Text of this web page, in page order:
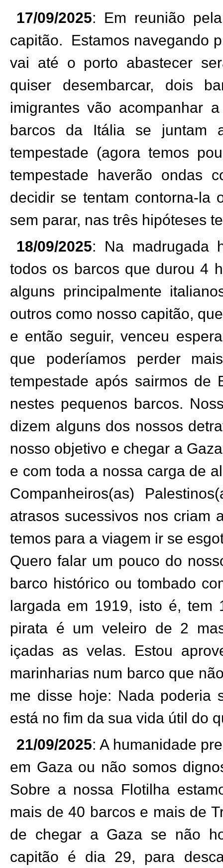
17/09/2025: Em reunião
capitão.
Estamos navegando
vai até o porto abastecer
quiser desembarcar, dois
imigrantes vão acompanhar
barcos da Itália se juntam
tempestade (agora temos
tempestade haverão ondas
decidir se tentam contorna-la
sem parar, nas três hipóteses
18/09/2025: Na madrugada
todos os barcos que durou 4
alguns principalmente
outros como nosso capitão,
e então seguir, venceu
que poderíamos perder
tempestade após sairmos de
nestes pequenos barcos.
dizem alguns dos nossos
nosso objetivo e chegar a
e com toda a nossa carga de
Companheiros(as)
atrasos sucessivos nos criam
temos para a viagem ir se
Quero falar um pouco do
barco histórico ou tombado
largada em 1919, isto é, tem
pirata é um veleiro de 2
içadas as velas. Estou
marinharias num barco que
me disse hoje: Nada poderia
está no fim da sua vida útil do
21/09/2025: A humanidade
em Gaza ou não somos
Sobre a nossa Flotilha
mais de 40 barcos e mais de
de chegar a Gaza se não
capitão é dia 29, para